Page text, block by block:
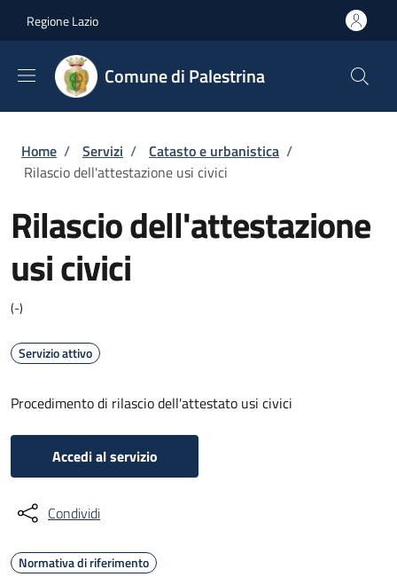
Regione Lazio
Comune di Palestrina
Briciole di pane
Home / Servizi / Catasto e urbanistica /
Rilascio dell'attestazione usi civici
Rilascio dell'attestazione
usi civici
(-)
Servizio attivo
Procedimento di rilascio dell'attestato usi civici
Accedi al servizio
Condividi
Normativa di riferimento